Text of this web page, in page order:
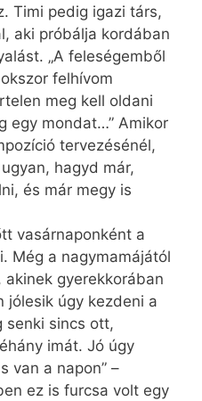
Timi pedig igazi társ,
aki próbálja kordában
„A feleségemből
felhívom
meg kell oldani
egy mondat…” Amikor
tervezésénél,
hagyd már,
és már megy is
vasárnaponként a
Még a nagymamájától
gyerekkorában
jólesik úgy kezdeni a
senki sincs ott,
imát. Jó úgy
van a napon” –
ez is furcsa volt egy